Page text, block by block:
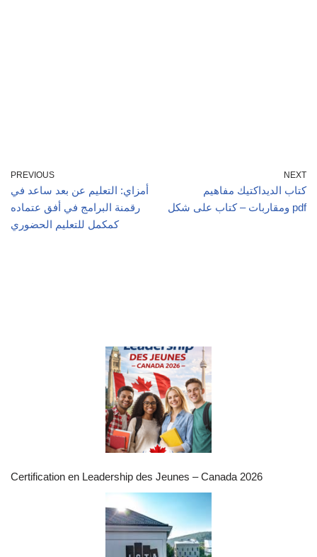
PREVIOUS
أمزاي: التعليم عن بعد ساعد في
رقمنة البرامج في أفق عتماده
كمكمل للتعليم الحضوري
NEXT
كتاب الديداكتيك مفاهيم
ومقاربات – كتاب على شكل pdf
Certification en Leadership des Jeunes – Canada 2026